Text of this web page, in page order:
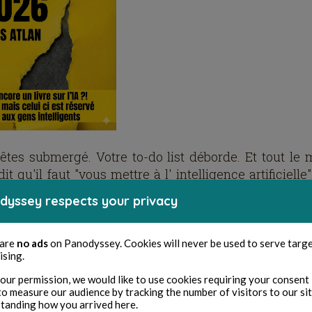
submergé. Votre to-do list déborde. Et tout le
qu'il faut "vous mettre à l' intelligence
les promesses délirantes des gourous et la
personne ne vous a donné le mode d'emploi.
sur l'IA est ce mode d'emploi. Radical.
fumeuse. Il n'a pas été écrit par un chercheur
par un expert terrain qui a déployé plus de 200
de vraies entreprises.
respects your privacy
no adson Panodyssey. Cookies will never be used to serve
permission, we would like to use cookies requiring your consent
measure our audience by tracking the number of visitors to our
how you arrived here.